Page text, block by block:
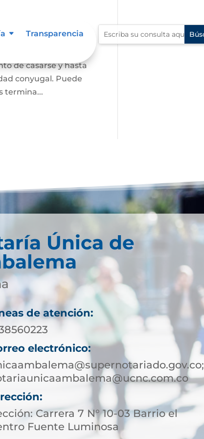
Transparencia
de casarse y hasta
conyugal. Puede
termina...
Única de
de atención:
electrónico:
Carrera 7 N° 10-03 Barrio el
Fuente Luminosa